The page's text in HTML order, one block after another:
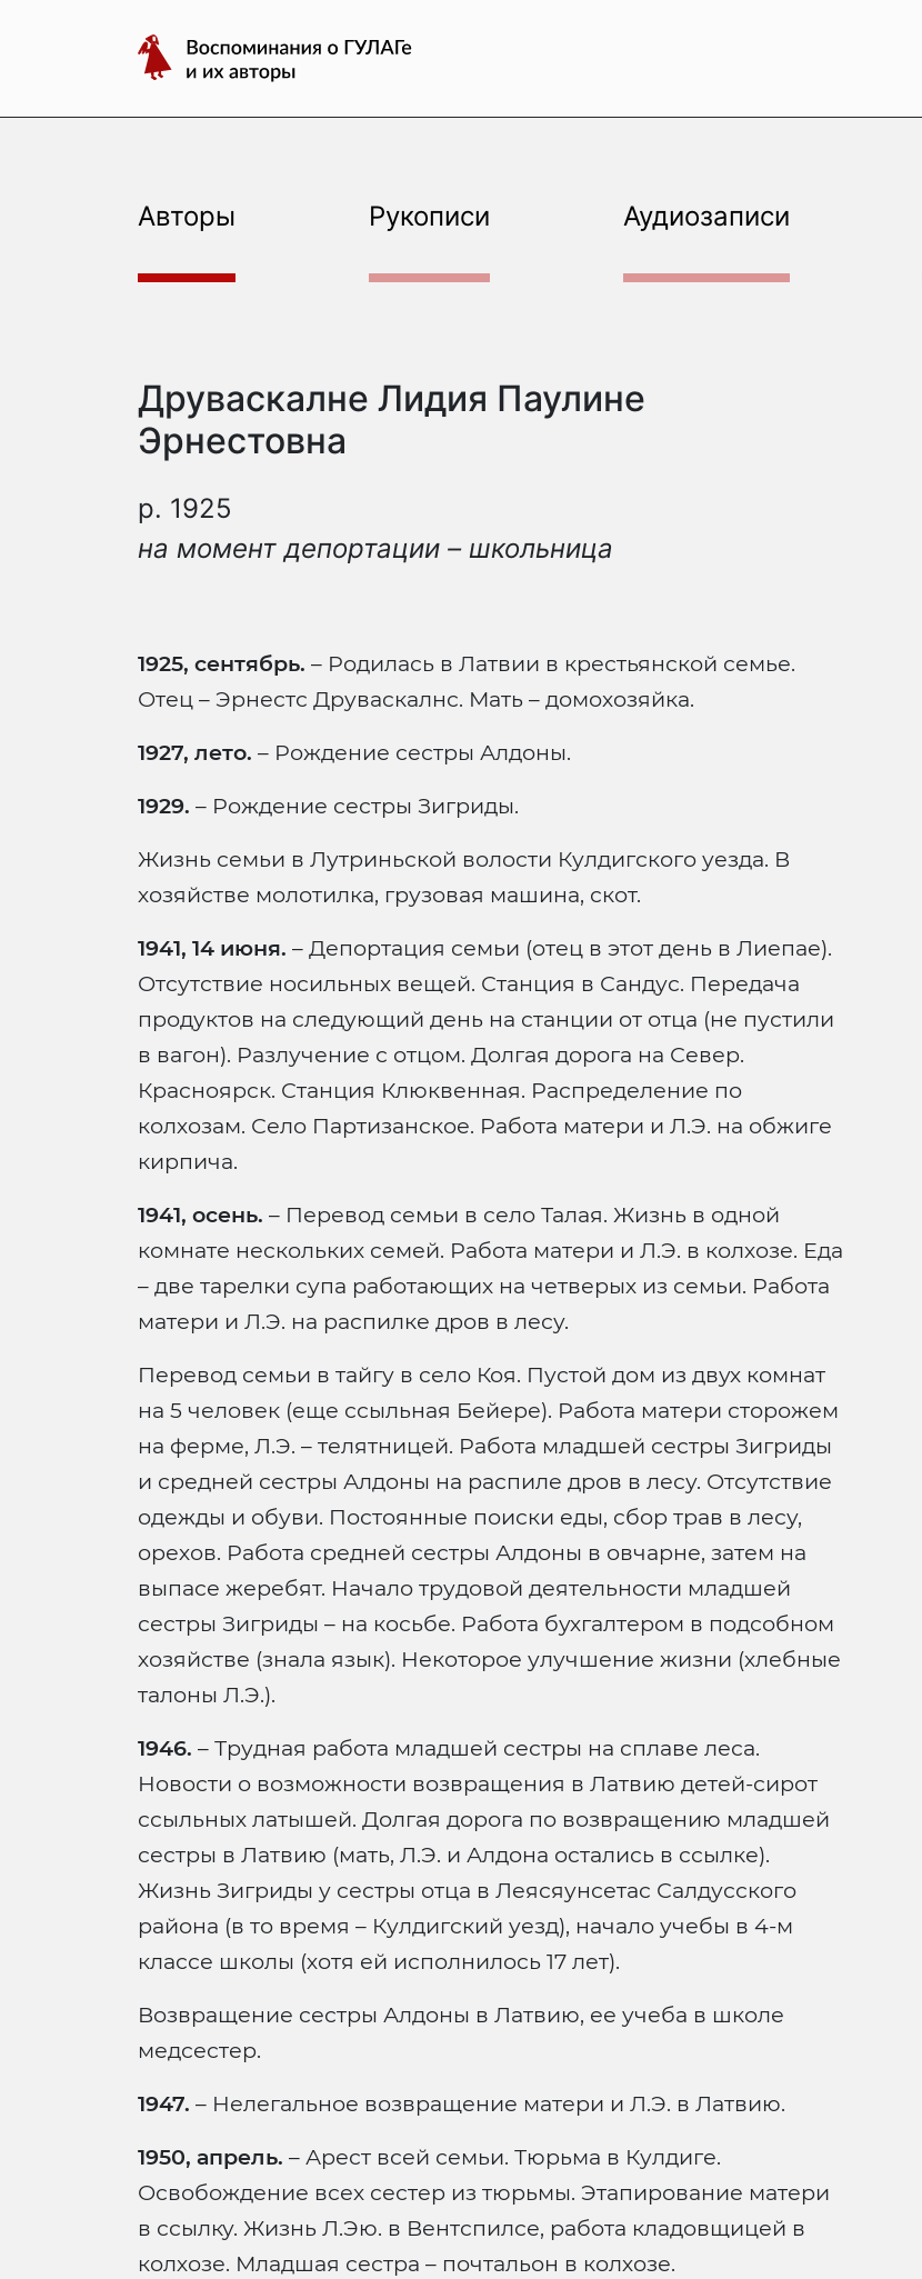
Воспоминания
о
и
Авторы Рукописи Аудиозаписи
Друваскалне Лидия Паулине
Эрнестовна
р. 1925
на момент депортации – школьница
1925, сентябрь. – Родилась в Латвии в крестьянской семье.
Отец – Эрнестс Друваскалнс. Мать – домохозяйка.
1927, лето. – Рождение сестры Алдоны.
1929. – Рождение сестры Зигриды.
Жизнь семьи в Лутриньской волости Кулдигского уезда. В
хозяйстве молотилка, грузовая машина, скот.
1941, 14 июня. – Депортация семьи (отец в этот день в Лиепае).
Отсутствие носильных вещей. Станция в Сандус. Передача
продуктов на следующий день на станции от отца (не пустили
в вагон). Разлучение с отцом. Долгая дорога на Север.
Красноярск. Станция Клюквенная. Распределение по
колхозам. Село Партизанское. Работа матери и Л.Э. на обжиге
кирпича.
1941, осень. – Перевод семьи в село Талая. Жизнь в одной
комнате нескольких семей. Работа матери и Л.Э. в колхозе. Еда
– две тарелки супа работающих на четверых из семьи. Работа
матери и Л.Э. на распилке дров в лесу.
Перевод семьи в тайгу в село Коя. Пустой дом из двух комнат
на 5 человек (еще ссыльная Бейере). Работа матери сторожем
на ферме, Л.Э. – телятницей. Работа младшей сестры Зигриды
и средней сестры Алдоны на распиле дров в лесу. Отсутствие
одежды и обуви. Постоянные поиски еды, сбор трав в лесу,
орехов. Работа средней сестры Алдоны в овчарне, затем на
выпасе жеребят. Начало трудовой деятельности младшей
сестры Зигриды – на косьбе. Работа бухгалтером в подсобном
хозяйстве (знала язык). Некоторое улучшение жизни (хлебные
талоны Л.Э.).
1946. – Трудная работа младшей сестры на сплаве леса.
Новости о возможности возвращения в Латвию детей-сирот
ссыльных латышей. Долгая дорога по возвращению младшей
сестры в Латвию (мать, Л.Э. и Алдона остались в ссылке).
Жизнь Зигриды у сестры отца в Леясяунсетас Салдусского
района (в то время – Кулдигский уезд), начало учебы в 4-м
классе школы (хотя ей исполнилось 17 лет).
Возвращение сестры Алдоны в Латвию, ее учеба в школе
медсестер.
1947. – Нелегальное возвращение матери и Л.Э. в Латвию.
1950, апрель. – Арест всей семьи. Тюрьма в Кулдиге.
Освобождение всех сестер из тюрьмы. Этапирование матери
в ссылку. Жизнь Л.Эю. в Вентспилсе, работа кладовщицей в
колхозе. Младшая сестра – почтальон в колхозе.